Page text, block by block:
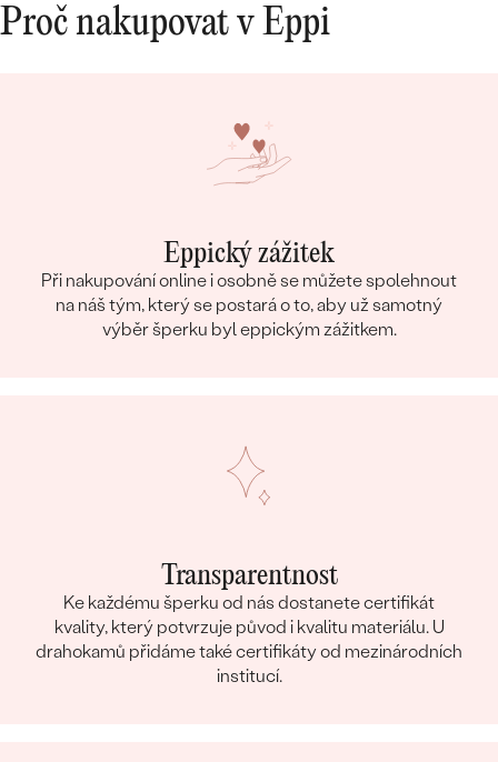
Proč nakupovat v Eppi
Eppický zážitek
Při nakupování online i osobně se můžete spolehnout
na náš tým, který se postará o to, aby už samotný
výběr šperku byl eppickým zážitkem.
Transparentnost
Ke každému šperku od nás dostanete certifikát
kvality, který potvrzuje původ i kvalitu materiálu. U
drahokamů přidáme také certifikáty od mezinárodních
institucí.